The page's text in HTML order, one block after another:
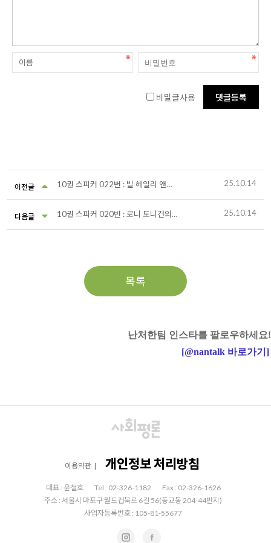
비밀글사용
이전글 10권 스피커 022번 : 빌 헤일리 앤드 코메츠의 〈록 어라운드 더 클락〉 25.10.14
다음글 10권 스피커 020번 : 로니 도니건의 〈록 아일랜드 라인〉 25.10.14
목록
난처한팀 인스타를 팔로우하세요!
[@nantalk 바로가기 ]
이용약관 | 개인정보 처리방침
대표 : 윤철호 Tel : 02-326-1182
Fax : 02-326-1626
주소 : 서울시 마포구 월드컵북로 6길 56(동교동 204-44번지)
사업자등록번호 : 105-81-55677